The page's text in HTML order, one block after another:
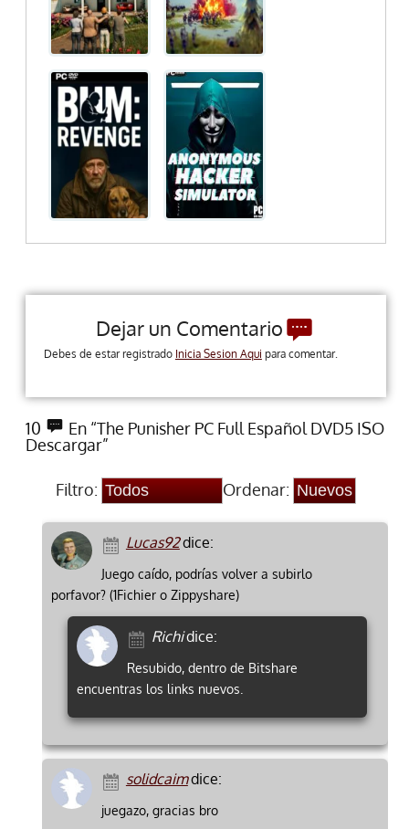
Dejar un Comentario
Debes de estar registrado Inicia Sesion Aqui para comentar.
10
En “The Punisher PC Full Español DVD5 ISO
Descargar”
Filtro: Ordenar:
Lucas92dice:
Juego caído, podrías volver a subirlo
porfavor? (1Fichier o Zippyshare)
Richidice:
Resubido, dentro de Bitshare
encuentras los links nuevos.
solidcaimdice:
juegazo, gracias bro